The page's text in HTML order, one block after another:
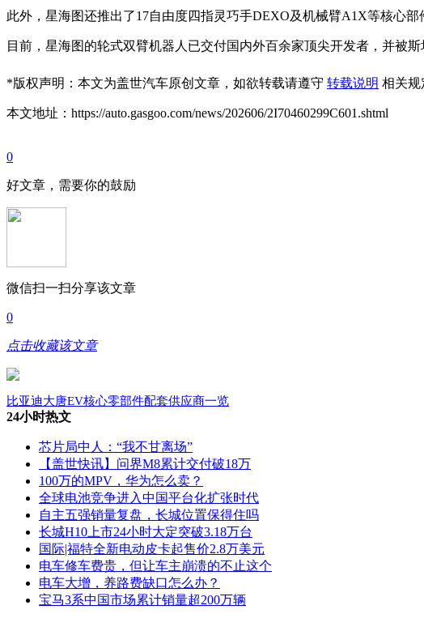
此外，星海图还推出了17自由度四指灵巧手DEXO及机械臂A1X等核心
目前，星海图的轮式双臂机器人已交付国内外百余家顶尖开发者，并被
*版权声明：本文为盖世汽车原创文章，如欲转载请遵守 转载说明 相关规
本文地址：https://auto.gasgoo.com/news/202606/2I70460299C601.shtml
0
好文章，需要你的鼓励
微信扫一扫分享该文章
0
点击收藏该文章
比亚迪大唐EV核心零部件配套供应商一览
24小时热文
芯片局中人：“我不甘离场”
【盖世快讯】问界M8累计交付破18万
100万的MPV，华为怎么卖？
全球电池竞争进入中国平台化扩张时代
自主五强销量复盘，长城位置保得住吗
长城H10上市24小时大定突破3.18万台
国际|福特全新电动皮卡起售价2.8万美元
电车修车费贵，但让车主崩溃的不止这个
电车大增，养路费缺口怎么办？
宝马3系中国市场累计销量超200万辆